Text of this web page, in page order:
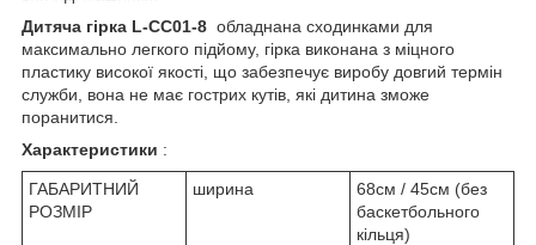
Дитяча гірка L-CC01-8 обладнана сходинками для
максимально легкого підйому, гірка виконана з міцного
пластику високої якості, що забезпечує виробу довгий термін
служби, вона не має гострих кутів, які дитина зможе
поранитися.
Характеристики :
ГАБАРИТНИЙ
РОЗМІР
ширина
68см / 45см (без
баскетбольного
кільця)